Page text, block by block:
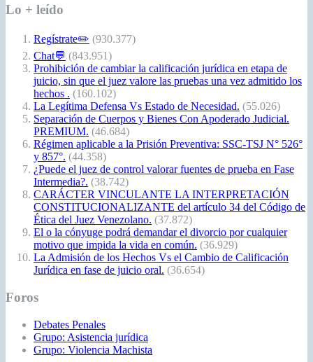
Lo + leído
Regístrate✏️ (930.377)
Chat💬 (843.951)
Prohibición de cambiar la calificación jurídica en etapa de
juicio, sin que el juez valore las pruebas una vez admitido los
hechos . (160.102)
La Legítima Defensa Vs Estado de Necesidad. (55.026)
Separación de Cuerpos y Bienes Con Apoderado Judicial.
PREMIUM. (46.684)
Régimen aplicable a la Prisión Preventiva: SSC-TSJ N° 526°
y 857°. (44.358)
¿Puede el juez de control valorar fuentes de prueba en Fase
Intermedia?. (38.742)
CARÁCTER VINCULANTE LA INTERPRETACIÓN
CONSTITUCIONALIZANTE del artículo 34 del Código de
Ética del Juez Venezolano. (37.872)
El o la cónyuge podrá demandar el divorcio por cualquier
motivo que impida la vida en común. (36.929)
La Admisión de los Hechos Vs el Cambio de Calificación
Jurídica en fase de juicio oral. (36.654)
Foros
Debates Penales
Grupo: Asistencia jurídica
Grupo: Violencia Machista